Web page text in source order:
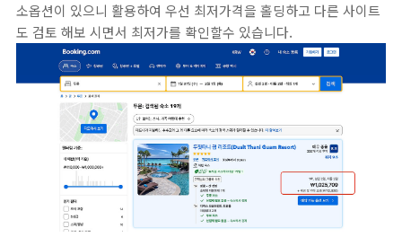
소옵션이 있으니 활용하여 우선 최저가격을 홀딩하고 다른 사이트
도 검토 해보 시면서 최저가를 확인할수 있습니다.